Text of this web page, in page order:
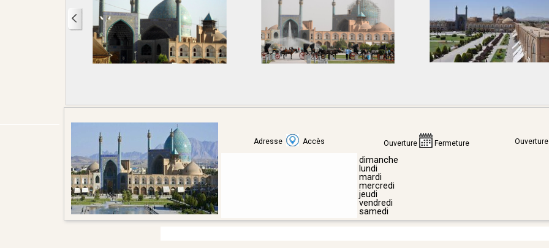
Adresse Accès Ouverture Fermeture Ouverture
dimanche
lundi
mardi
mercredi
jeudi
vendredi
samedi